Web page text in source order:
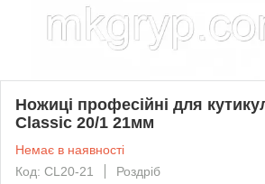
Ножиці професійні для
Classic 20/1 21мм
Немає в наявності
Код: CL20-21
Роздріб